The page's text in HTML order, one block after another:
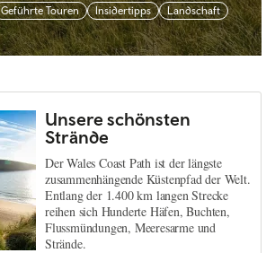
Geführte Touren Insidertipps Landschaft
Unsere schönsten
Strände
Der Wales Coast Path ist der längste
zusammenhängende Küstenpfad der Welt.
Entlang der 1.400 km langen Strecke
reihen sich Hunderte Häfen, Buchten,
Flussmündungen, Meeresarme und
Strände.